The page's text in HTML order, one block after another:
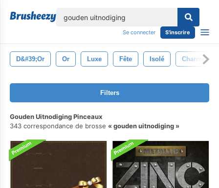
Se connecter S'inscrire
D&#39;or Or Luxe Fête Isolé Charme
Filters
Gouden Uitnodiging Pinceaux
343 correspondance de brosse
gouden uitnodiging